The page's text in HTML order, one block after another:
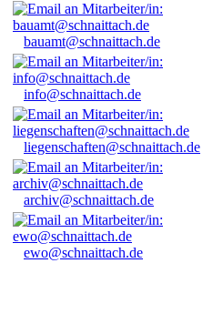
bauamt@schnaittach.de
info@schnaittach.de
liegenschaften@schnaittach.de
archiv@schnaittach.de
ewo@schnaittach.de